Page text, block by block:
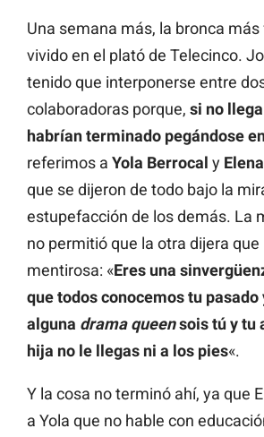
Una semana más, la bronca
vivido en el plató de Telecinco.
tenido que interponerse entre
colaboradoras porque, si no
habrían terminado pegándose
referimos a Yola Berrocal y
que se dijeron de todo bajo la
estupefacción de los demás. La
no permitió que la otra dijera que
mentirosa: «Eres una
que todos conocemos tu pasado
alguna drama queensois tú y tu
hija no le llegas ni a los pies«.
Y la cosa no terminó ahí, ya que
a Yola que no hable con